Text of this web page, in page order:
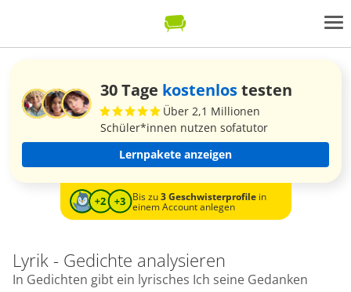
30 Tage kostenlostesten
Über 2,1 Millionen
Schüler*innen nutzen sofatutor
Lernpakete anzeigen
Bis zu3 Geschwisterprofilein
einem Account anlegen
Lyrik - Gedichte analysieren
In Gedichten gibt ein lyrisches Ich seine Gedanken